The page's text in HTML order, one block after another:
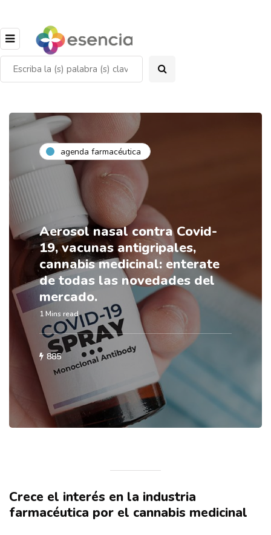
agenda farmacéutica
Aerosol nasal contra Covid-
19, vacunas antigripales,
cannabis medicinal: enterate
de todas las novedades del
mercado.
1 Mins read
885
Crece el interés en la industria
farmacéutica por el cannabis medicinal